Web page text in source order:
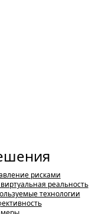
рисками
виртуальная реальность
технологии